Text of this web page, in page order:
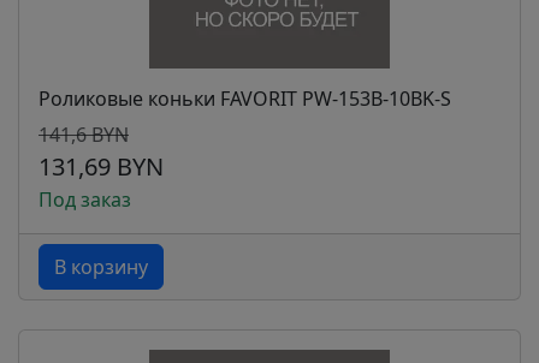
Роликовые коньки FAVORIT PW-153B-10BK-S
141,6 BYN
131,69 BYN
Под заказ
В корзину